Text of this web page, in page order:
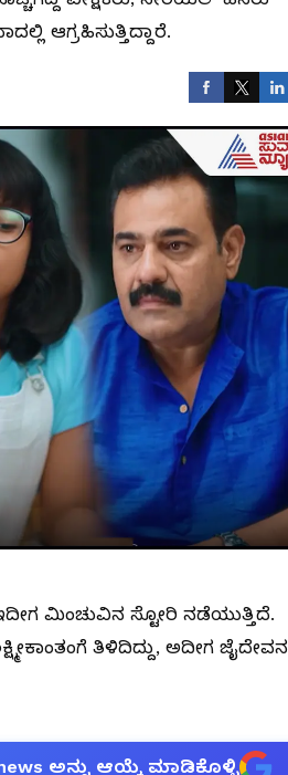
ಆಗ್ರಹಿಸುತ್ತಿದ್ದಾರೆ.
ಮಿಂಚುವಿನ ಸ್ಟೋರಿ ನಡೆಯುತ್ತಿದೆ.
ತಿಳಿದಿದ್ದು, ಅದೀಗ ಜೈದೇವನ
ಅನ್ನು ಆಯ್ಕೆ ಮಾಡಿಕೊಳ್ಳಿ